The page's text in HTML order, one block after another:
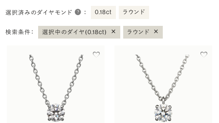
選択済みのダイヤモンド ： 0.18ct ラウンド
検索条件： 選択中のダイヤ(0.18ct) × ラウンド ×